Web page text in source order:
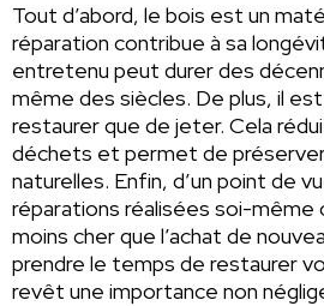
Tout d’abord, le bois est un
réparation contribue à sa
entretenu peut durer des
même des siècles. De plus, il
restaurer que de jeter. Cela
déchets et permet de
naturelles. Enfin, d’un point de
réparations réalisées soi-
moins cher que l’achat de
prendre le temps de restaurer
revêt une importance non